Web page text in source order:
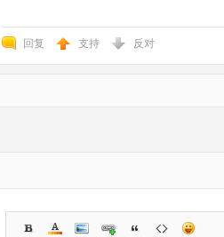
回复 支持 反对